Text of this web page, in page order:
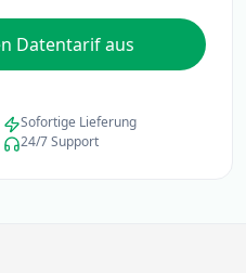
Datentarif aus
Sofortige Lieferung
24/7 Support